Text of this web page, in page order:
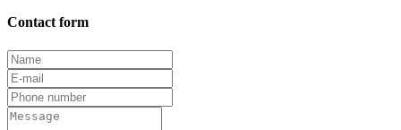
Contact form